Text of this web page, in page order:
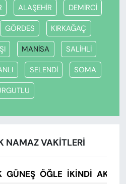
ALAŞEHİR DEMİRCİ
GÖRDES KIRKAĞAÇ
MANİSA SALİHLİ
SELENDİ SOMA
NAMAZ VAKITLERI
GÜNEŞ ÖĞLE İKINDI